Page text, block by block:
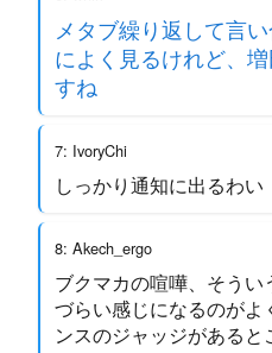
メタブ繰り返して言
によく見るけれど、
すね
7: IvoryChi
しっかり通知に出るわい
8: Akech_ergo
ブクマカの喧嘩、そうい
づらい感じになるのが
ンスのジャッジがあると